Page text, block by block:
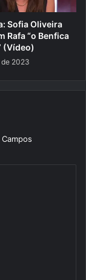
Sofia Oliveira
Rafa “o Benfica
(Vídeo)
de 2023
Campos